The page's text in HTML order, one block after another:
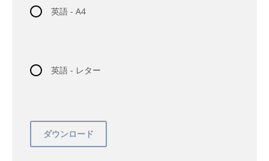
英語 - A4
英語 - レター